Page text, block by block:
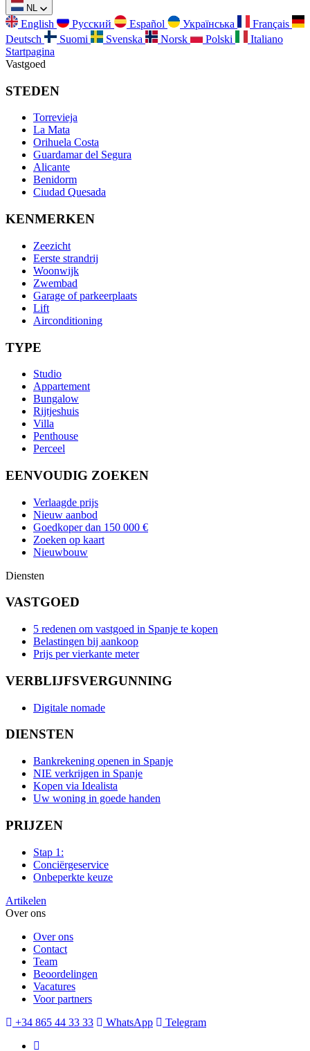
NL
English Русский Español Українська
Français
Deutsch
Suomi Svenska Norsk Polski
Italiano
Startpagina
Vastgoed
STEDEN
Torrevieja
La Mata
Orihuela Costa
Guardamar del Segura
Alicante
Benidorm
Ciudad Quesada
KENMERKEN
Zeezicht
Eerste strandrij
Woonwijk
Zwembad
Garage of parkeerplaats
Lift
Airconditioning
TYPE
Studio
Appartement
Bungalow
Rijtjeshuis
Villa
Penthouse
Perceel
EENVOUDIG ZOEKEN
Verlaagde prijs
Nieuw aanbod
Goedkoper dan 150 000 €
Zoeken op kaart
Nieuwbouw
Diensten
VASTGOED
5 redenen om vastgoed in Spanje te kopen
Belastingen bij aankoop
Prijs per vierkante meter
VERBLIJFSVERGUNNING
Digitale nomade
DIENSTEN
Bankrekening openen in Spanje
NIE verkrijgen in Spanje
Kopen via Idealista
Uw woning in goede handen
PRIJZEN
Stap 1:
Conciërgeservice
Onbeperkte keuze
Artikelen
Over ons
Over ons
Contact
Team
Beoordelingen
Vacatures
Voor partners
+34 865 44 33 33
WhatsApp Telegram